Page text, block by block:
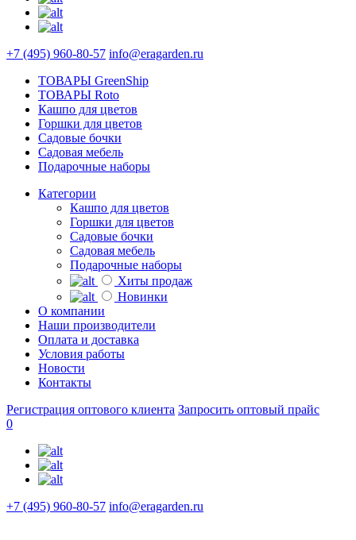
+7 (495) 960-80-57 info@eragarden.ru
ТОВАРЫ GreenShip
ТОВАРЫ Roto
Кашпо для цветов
Горшки для цветов
Садовые бочки
Садовая мебель
Подарочные наборы
Категории
Кашпо для цветов
Горшки для цветов
Садовые бочки
Садовая мебель
Подарочные наборы
Хиты продаж
Новинки
О компании
Наши производители
Оплата и доставка
Условия работы
Новости
Контакты
Регистрация оптового клиента Запросить оптовый прайс
0
+7 (495) 960-80-57 info@eragarden.ru